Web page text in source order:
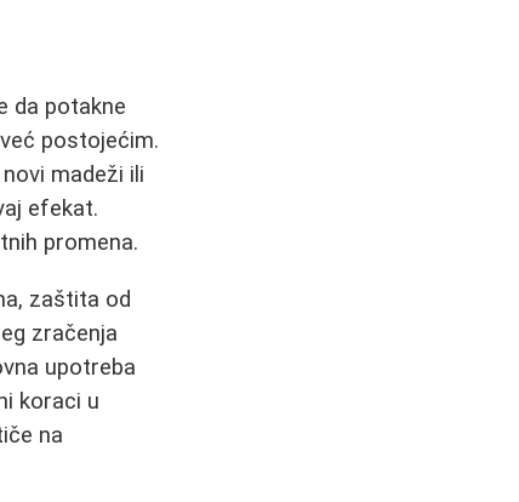
da potakne
postojećim.
madeži ili
efekat.
promena.
zaštita od
zračenja
upotreba
koraci u
na